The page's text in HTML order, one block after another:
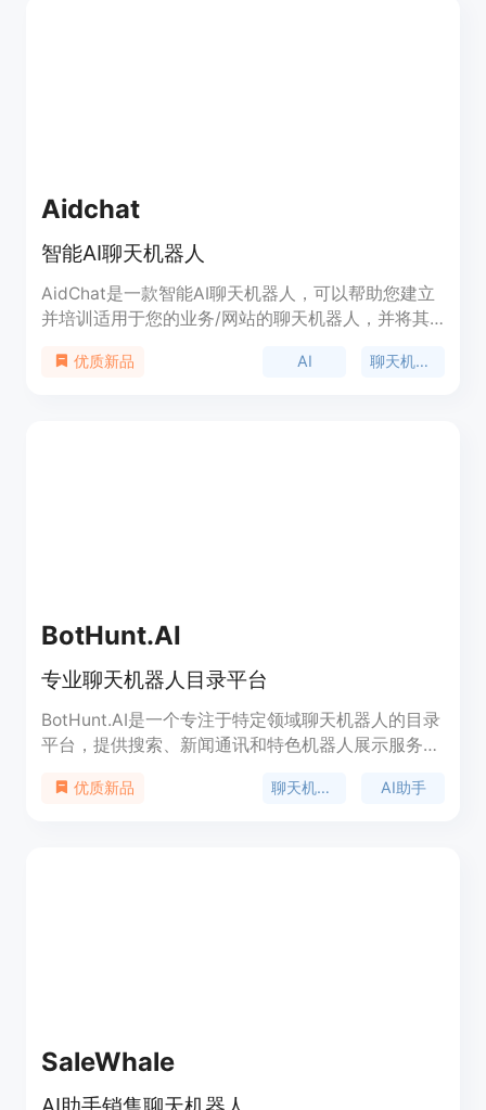
Aidchat
智能AI聊天机器人
AidChat是一款智能AI聊天机器人，可以帮助您建立
并培训适用于您的业务/网站的聊天机器人，并将其
业务相关的任何问题。通过使用AidChat，您可以转
优质新品 AI 聊天机器人
BotHunt.AI
专业聊天机器人目录平台
BotHunt.AI是一个专注于特定领域聊天机器人的目录
平台，提供搜索、新闻通讯和特色机器人展示服务。
高工作效率和生活质量。
优质新品 聊天机器人 AI助手
SaleWhale